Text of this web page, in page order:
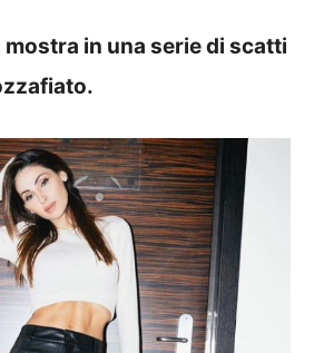
mostra in una serie di scatti